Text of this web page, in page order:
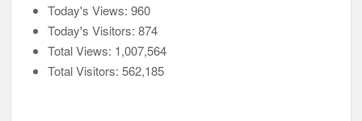
Today's Views:960
Today's Visitors:874
Total Views: 1,007,564
Total Visitors:562,185